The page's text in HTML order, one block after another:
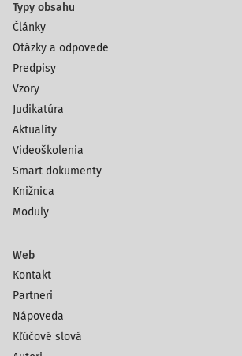
Typy obsahu
Články
Otázky a odpovede
Predpisy
Vzory
Judikatúra
Aktuality
Videoškolenia
Smart dokumenty
Knižnica
Moduly
Web
Kontakt
Partneri
Nápoveda
Kľúčové slová